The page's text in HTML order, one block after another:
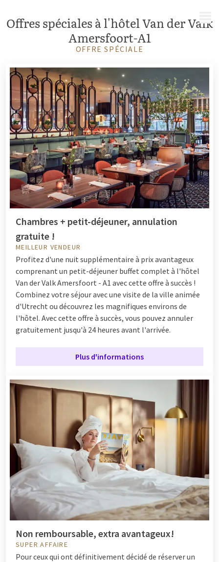
Offres spéciales à l'hôtel Van der Valk
Amersfoort-A1
OFFRE SPÉCIALE
Chambres + petit-déjeuner, annulation
gratuite !
MEILLEUR VENDEUR
Profitez d'une nuit supplémentaire à prix avantageux
comprenant un petit-déjeuner buffet complet à l'hôtel
Van der Valk Amersfoort - A1 avec cette offre à succès !
Combinez votre séjour avec une visite de la ville animée
d'Utrecht ou découvrez les magnifiques environs de
l'hôtel. Avec cette offre à succès, vous pouvez annuler
gratuitement jusqu'à 24 heures avant l'arrivée.
Plus d'informations
Non remboursable, extra avantageux!
SUPER AFFAIRE
Pour ceux qui ont définitivement décidé de réserver un